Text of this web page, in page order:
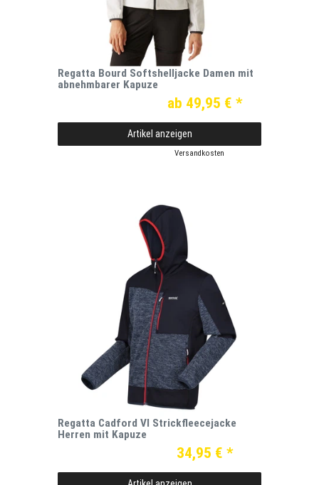
Regatta Bourd Softshelljacke Damen mit
abnehmbarer Kapuze
ab 49,95 € *
Artikel anzeigen
Versandkosten
Regatta Cadford VI Strickfleecejacke
Herren mit Kapuze
34,95 € *